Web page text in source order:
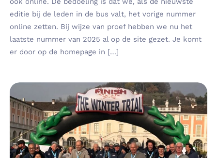
editie bij de leden in de bus valt, het vorige nummer
online zetten. Bij wijze van proef hebben we nu het
laatste nummer van 2025 al op de site gezet. Je komt
er door op de homepage in […]